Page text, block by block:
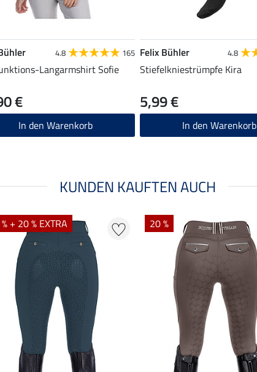
4.8 165
Langarmshirt Sofie
€
In den Warenkorb
Felix Bühler 4.8
Stiefelkniestrümpfe Kira
5,99 €
In den Warenkorb
KUNDEN KAUFTEN AUCH
+ 20 % EXTRA 20 %